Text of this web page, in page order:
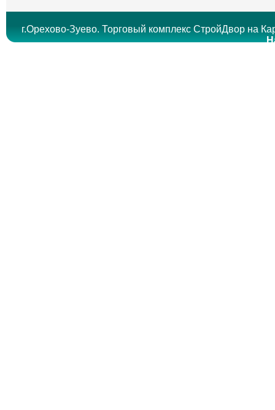
г.Орехово-Зуево. Торговый комплекс СтройДвор на